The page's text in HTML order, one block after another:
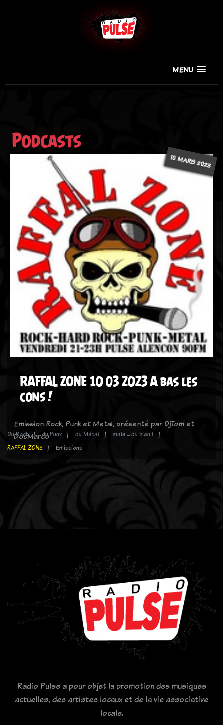
MENU
Podcasts
10 MARS 2023
RAFFAL ZONE 10 03 2023 A bas les
cons !
Emission Rock, Punk et Metal, présenté par DjTom et
DocMarco
Du Rock du Punk du Métal
mais ... du bien !
RAFFAL ZONE
Emissions
Radio Pulse a pour objet la promotion des musiques
actuelles, des artistes locaux et de la vie associative
locale.